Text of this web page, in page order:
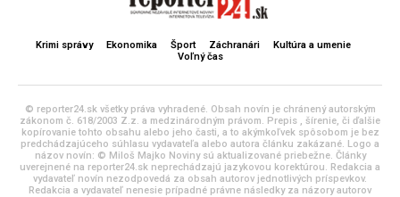
Krimi správy Ekonomika Šport Záchranári
Kultúra a umenie
Voľný čas
© reporter24.sk všetky práva vyhradené. Obsah novín je chránený autorským
zákonom č. 618/2003 Z.z. a medzinárodným právom. Prepis , šírenie, či ďalšie
kopírovanie tohto obsahu alebo jeho časti, a to akýmkoľvek spôsobom je bez
predchádzajúceho súhlasu vydavateľa alebo autora článku zakázané. Logo a
názov novín: © Miloš Majko Noviny sú aktualizované priebežne. Články
uverejnené na reporter24.sk neprechádzajú jazykovou korektúrou. Redakcia a
vydavateľ novín nezodpovedá za obsah autorov jednotlivých príspevkov.
Redakcia a vydavateľ nenesie prípadné právne následky za názory autorov